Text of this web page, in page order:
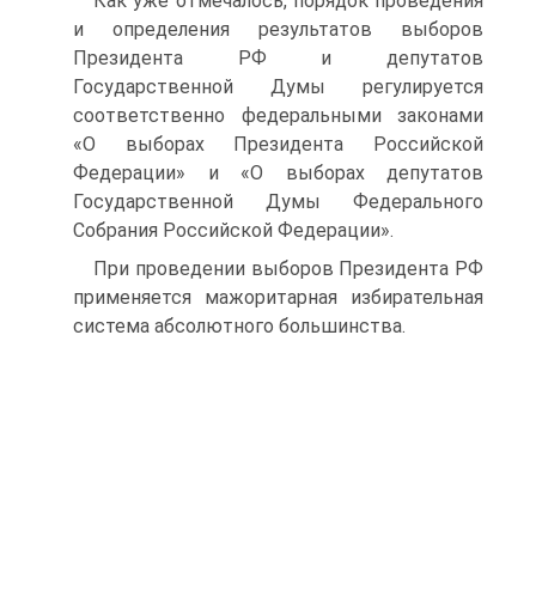
и определения результатов выборов
Президента РФ и депутатов
Государственной Думы регулируется
соответственно федеральными законами
«О выборах Президента Российской
Федерации» и «О выборах депутатов
Государственной Думы Федерального
Собрания Российской Федерации».
При проведении выборов Президента РФ
применяется мажоритарная избирательная
система абсолютного большинства.